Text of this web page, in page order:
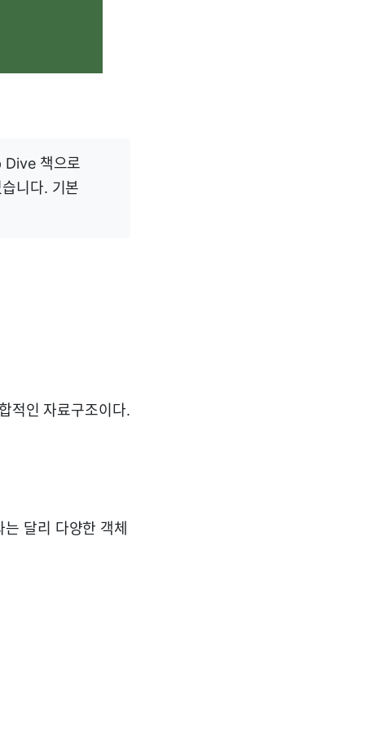
Dive 책으로
니다. 기본
적인 자료구조이다.
달리 다양한 객체